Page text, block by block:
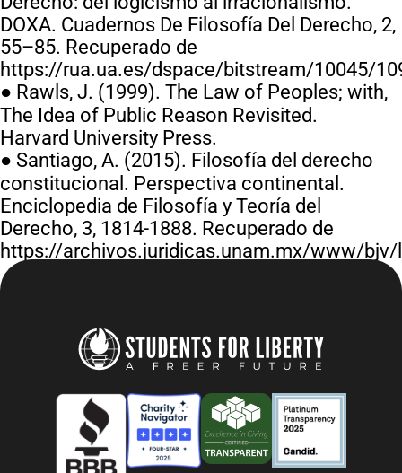
DOXA. Cuadernos De Filosofía Del Derecho, 2,
55–85. Recuperado de
https://rua.ua.es/dspace/bitstream/10045/
● Rawls, J. (1999). The Law of Peoples; with,
The Idea of Public Reason Revisited.
Harvard University Press.
● Santiago, A. (2015). Filosofía del derecho
constitucional. Perspectiva continental.
Enciclopedia de Filosofía y Teoría del
Derecho, 3, 1814-1888. Recuperado de
https://archivos.juridicas.unam.mx/www/